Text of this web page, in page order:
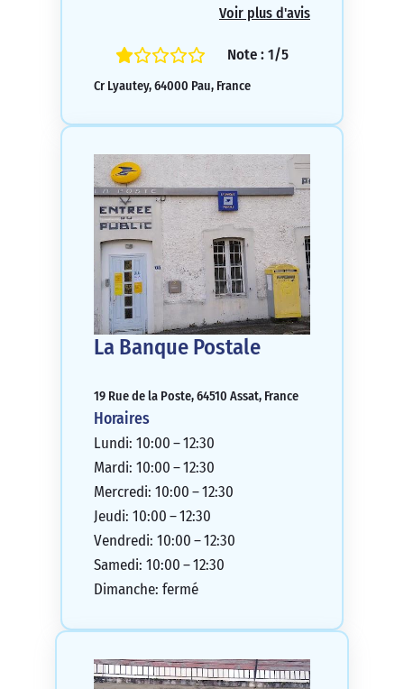
Voir plus d'avis
Note : 1/5
Cr Lyautey, 64000 Pau, France
La Banque Postale
19 Rue de la Poste, 64510 Assat, France
Horaires
Lundi: 10:00 – 12:30
Mardi: 10:00 – 12:30
Mercredi: 10:00 – 12:30
Jeudi: 10:00 – 12:30
Vendredi: 10:00 – 12:30
Samedi: 10:00 – 12:30
Dimanche: fermé